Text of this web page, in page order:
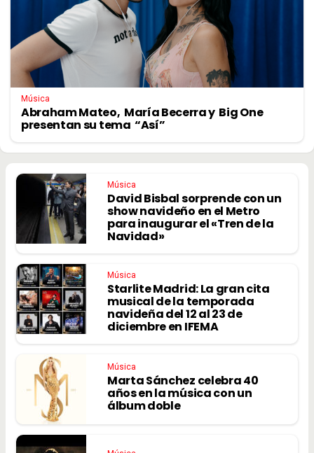
Música
Abraham Mateo, María Becerra y Big One
presentan su tema “Así”
Música
David Bisbal sorprende con un
show navideño en el Metro
para inaugurar el «Tren de la
Navidad»
Música
Starlite Madrid: La gran cita
musical de la temporada
navideña del 12 al 23 de
diciembre en IFEMA
Música
Marta Sánchez celebra 40
años en la música con un
álbum doble